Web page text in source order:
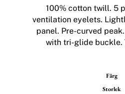
100% cotton twill. 5
ventilation eyelets.
panel. Pre-curved
with tri-glide buckle.
Färg
Storlek